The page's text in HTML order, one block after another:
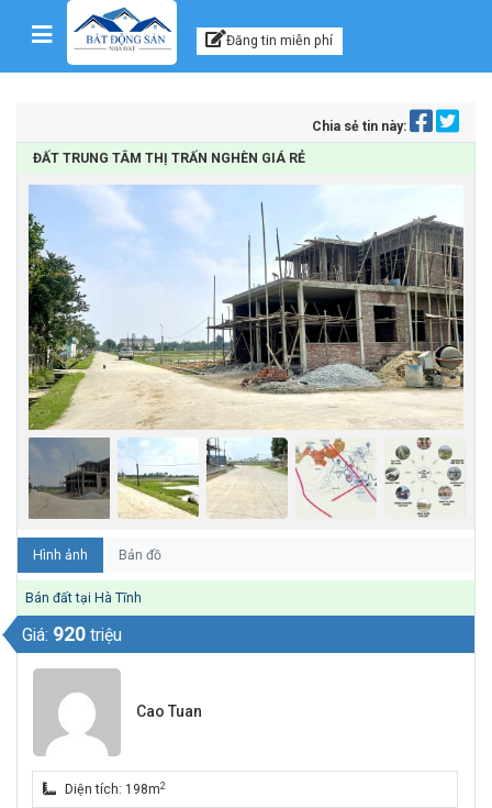
Skip to content Kênh thông tin, tư vấn
Đăng tin miễn phí
Chia sẻ tin này:
ĐẤT TRUNG TÂM THỊ TRẤN NGHÈN GIÁ RẺ
Hình ảnh Bản đồ
Bán đất tại Hà Tĩnh
Giá: 920 triệu
Cao Tuan
Diện tích: 198m2